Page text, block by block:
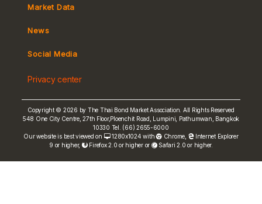
Tax
MeBond
e-bookbuilding
Market Data
Yield Curve
FRN Rate
Bond Price
News
Social Media
Privacy center
Copyright © 2026 by The Thai Bond Market Association. All Rights Reserved
548 One City Centre, 27th Floor,Ploenchit Road, Lumpini, Pathumwan, Bangkok
10330 Tel. (66) 2655-6000
Our website is best viewed on
1280x1024 with Chrome
Internet Explorer
9 or higher,
Firefox 2.0 or higher or Safari 2.0 or higher.